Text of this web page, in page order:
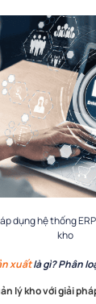
dụng hệ thống
kho
xuấtlà gì? Phân
lý kho với giải